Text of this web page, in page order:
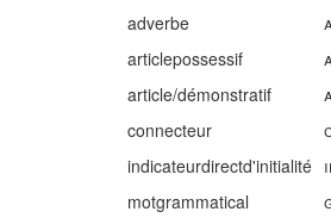
adverbe
articlepossessif
article/démonstratif
connecteur
indicateurdirectd'initialité
motgrammatical